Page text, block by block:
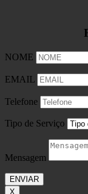
NOME
EMAIL
Telefone
Tipo de Serviço
Mensagem
ENVIAR
X